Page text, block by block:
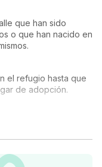
que han sido
o que han nacido en
el refugio hasta que
de adopción.
colonias